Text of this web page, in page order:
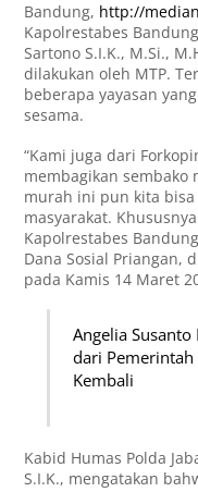
Bandung, http://
Kapolrestabes
Sartono S.I.K., M.Si.,
dilakukan oleh MTP.
beberapa yayasan
sesama.
“Kami juga dari
membagikan sembako
murah ini pun kita
masyarakat.
Kapolrestabes
Dana Sosial Priangan,
pada Kamis 14 Maret
Angelia Susanto
dari Pemerintah
Kembali
Kabid Humas Polda
S.I.K., mengatakan